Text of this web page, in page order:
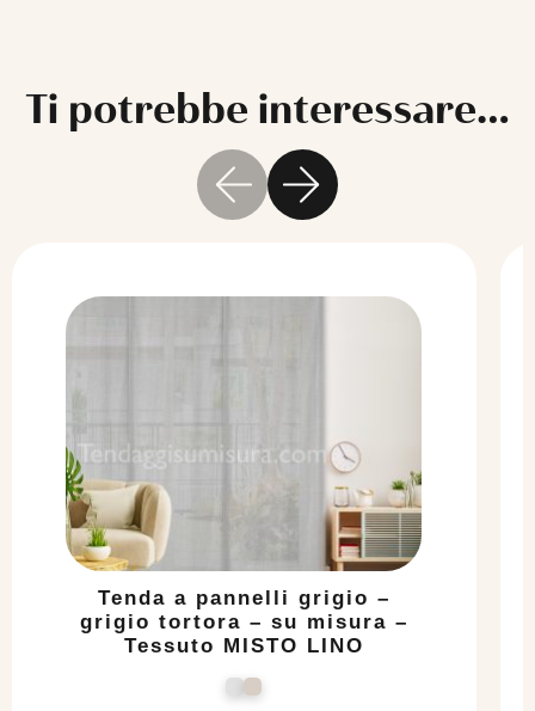
Ti potrebbe interessare…
Tenda a pannelli grigio –
grigio tortora – su misura –
Tessuto MISTO LINO